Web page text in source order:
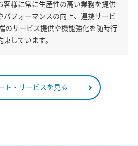
客様に常に生産性の高い業務を提供
パフォーマンスの向上、連携サービ
のサービス提供や機能強化を随時行
しています。
ト・サービスを見る